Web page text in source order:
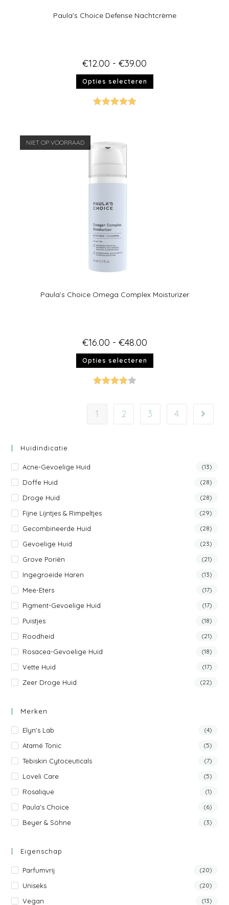
Paula’s Choice Defense Nachtcrème
€12.00 - €39.00
Opties selecteren
NIET OP VOORRAAD
Paula’s Choice Omega Complex Moisturizer
€16.00 - €48.00
Opties selecteren
1 2 3 4
Huidindicatie
Acne-Gevoelige Huid (13)
Doffe Huid (28)
Droge Huid (28)
Fijne Lijntjes & Rimpeltjes (29)
Gecombineerde Huid (28)
Gevoelige Huid (23)
Grove Poriën (21)
Ingegroeide Haren (13)
Mee-Eters (17)
Pigment-Gevoelige Huid (17)
Puistjes (18)
Roodheid (21)
Rosacea-Gevoelige Huid (18)
Vette Huid (17)
Zeer Droge Huid (22)
Merken
Elyn's Lab (4)
Atamé Tonic (5)
Tebiskin Cytoceuticals (7)
Loveli Care (5)
Rosalique (1)
Paula's Choice (6)
Beyer & Söhne (3)
Eigenschap
Parfumvrij (20)
Uniseks (20)
Vegan (13)